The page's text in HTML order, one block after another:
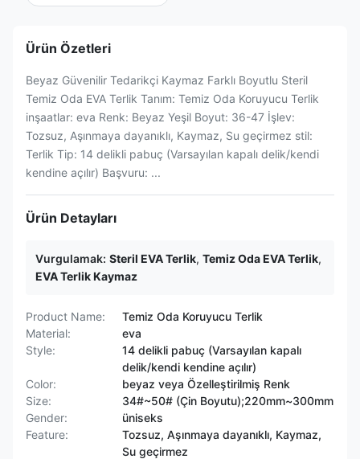
Ürün Özetleri
Beyaz Güvenilir Tedarikçi Kaymaz Farklı Boyutlu Steril
Temiz Oda EVA Terlik Tanım: Temiz Oda Koruyucu Terlik
inşaatlar: eva Renk: Beyaz Yeşil Boyut: 36-47 İşlev:
Tozsuz, Aşınmaya dayanıklı, Kaymaz, Su geçirmez stil:
Terlik Tip: 14 delikli pabuç (Varsayılan kapalı delik/kendi
kendine açılır) Başvuru: ...
Ürün Detayları
Vurgulamak: Steril EVA Terlik, Temiz Oda EVA Terlik,
EVA Terlik Kaymaz
Product Name:
Temiz Oda Koruyucu Terlik
Material:
eva
Style:
14 delikli pabuç (Varsayılan kapalı
delik/kendi kendine açılır)
Color:
beyaz veya Özelleştirilmiş Renk
Size:
34#~50# (Çin Boyutu);220mm~300mm
Gender:
üniseks
Feature:
Tozsuz, Aşınmaya dayanıklı, Kaymaz,
Su geçirmez